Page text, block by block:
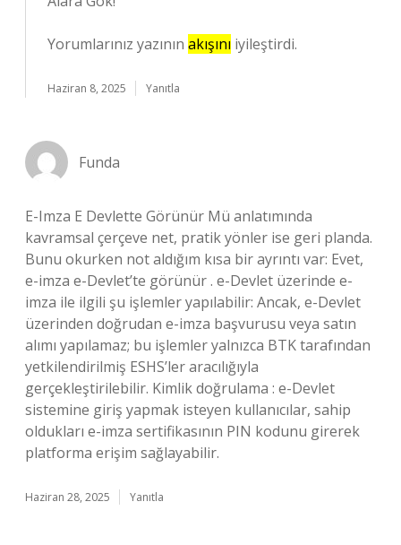
Yorumlarınız yazının akışını iyileştirdi.
Haziran 8, 2025 Yanıtla
Funda
E-Imza E Devlette Görünür Mü anlatımında
kavramsal çerçeve net, pratik yönler ise geri planda.
Bunu okurken not aldığım kısa bir ayrıntı var: Evet,
e-imza e-Devlet’te görünür . e-Devlet üzerinde e-
imza ile ilgili şu işlemler yapılabilir: Ancak, e-Devlet
üzerinden doğrudan e-imza başvurusu veya satın
alımı yapılamaz; bu işlemler yalnızca BTK tarafından
yetkilendirilmiş ESHS’ler aracılığıyla
gerçekleştirilebilir. Kimlik doğrulama : e-Devlet
sistemine giriş yapmak isteyen kullanıcılar, sahip
oldukları e-imza sertifikasının PIN kodunu girerek
platforma erişim sağlayabilir.
Haziran 28, 2025 Yanıtla